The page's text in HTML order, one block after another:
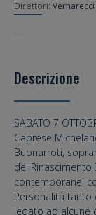
Descrizione
SABATO 7
Caprese
Buonarroti,
del
contemporanei
Personalità tanto
legato ad alcune